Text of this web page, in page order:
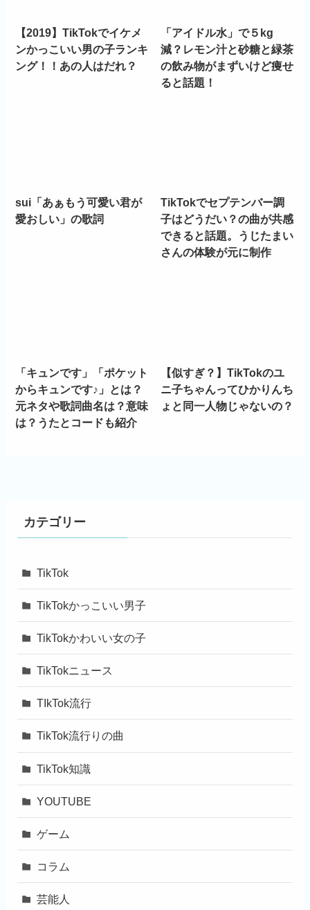
【2019】TikTokでイケメ
ンかっこいい男の子ランキ
ング！！あの人はだれ？
「アイドル水」で５kg
減？レモン汁と砂糖と緑茶
の飲み物がまずいけど痩せ
ると話題！
sui「あぁもう可愛い君が
愛おしい」の歌詞
TikTokでセプテンバー調
子はどうだい？の曲が共感
できると話題。うじたまい
さんの体験が元に制作
「キュンです」「ポケット
からキュンです♪」とは？
元ネタや歌詞曲名は？意味
は？うたとコードも紹介
【似すぎ？】TikTokのユ
ニ子ちゃんってひかりんち
ょと同一人物じゃないの？
カテゴリー
TikTok
TikTokかっこいい男子
TikTokかわいい女の子
TikTokニュース
TIkTok流行
TikTok流行りの曲
TikTok知識
YOUTUBE
ゲーム
コラム
芸能人